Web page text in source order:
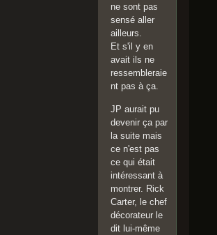
ne sont pas
sensé aller
ailleurs.
Et s'il y en
avait ils ne
ressembleraie
nt pas à ça.
JP aurait pu
devenir ça par
la suite mais
ce n'est pas
ce qui était
intéressant à
montrer. Rick
Carter, le chef
décorateur le
dit lui-même